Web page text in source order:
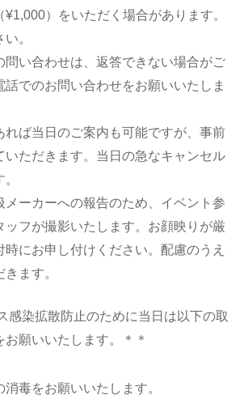
）をいただく場合があります。
。
問い合わせは、返答できない場合がご
話でのお問い合わせをお願いいたしま
れば当日のご案内も可能ですが、事前
いただきます。当日の急なキャンセル
メーカーへの報告のため、イベント参
ッフが撮影いたします。お顔映りが厳
時にお申し付けください。配慮のうえ
ます。
感染拡散防止のために当日は以下の取
お願いいたします。＊＊
消毒をお願いいたします。